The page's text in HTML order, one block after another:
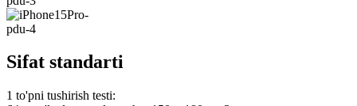
Sifat standarti
1 to'pni tushirish testi: